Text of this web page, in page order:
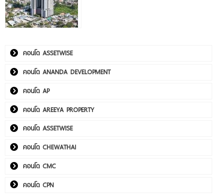
คอนโด ASSETWISE
คอนโด ANANDA DEVELOPMENT
คอนโด AP
คอนโด AREEYA PROPERTY
คอนโด ASSETWISE
คอนโด CHEWATHAI
คอนโด CMC
คอนโด CPN